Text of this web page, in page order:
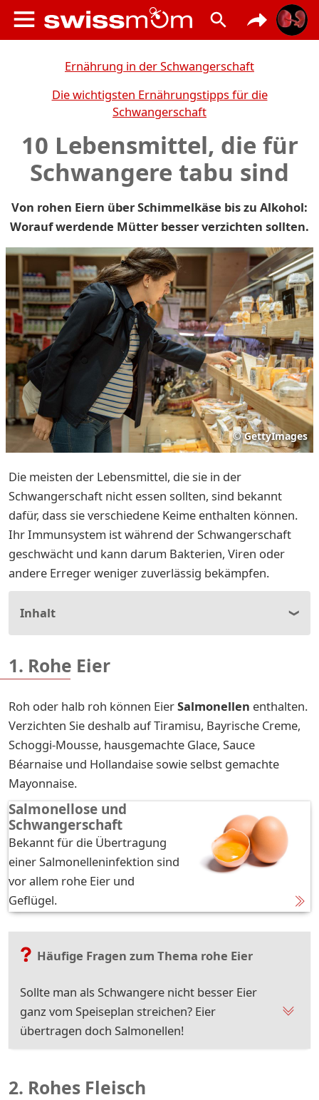
Ernährung in der Schwangerschaft
Die wichtigsten Ernährungstipps für die
Schwangerschaft
10 Lebensmittel, die für
Schwangere tabu sind
Von rohen Eiern über Schimmelkäse bis zu Alkohol:
Worauf werdende Mütter besser verzichten sollten.
© GettyImages
Die meisten der Lebensmittel, die sie in der
Schwangerschaft nicht essen sollten, sind bekannt
dafür, dass sie verschiedene Keime enthalten können.
Ihr Immunsystem ist während der Schwangerschaft
geschwächt und kann darum Bakterien, Viren oder
andere Erreger weniger zuverlässig bekämpfen.
Inhalt
1. Rohe Eier
Roh oder halb roh können EierSalmonellen enthalten.
Verzichten Sie deshalb auf Tiramisu, Bayrische Creme,
Schoggi-Mousse, hausgemachte Glace, Sauce
Béarnaise und Hollandaise sowie selbst gemachte
Mayonnaise.
Salmonellose und
Schwangerschaft
Bekannt für die Übertragung
einer Salmonelleninfektion sind
vor allem rohe Eier und
Geflügel.
Häufige Fragen zum Thema rohe Eier
Sollte man als Schwangere nicht besser Eier
ganz vom Speiseplan streichen? Eier
übertragen doch Salmonellen!
2. Rohes Fleisch